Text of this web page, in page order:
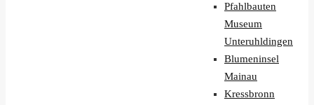
Pfahlbauten
Museum
Unteruhldingen
Blumeninsel
Mainau
Kressbronn